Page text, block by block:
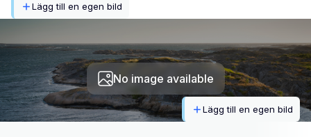
Lägg till en egen bild
No image available
Lägg till en egen bild